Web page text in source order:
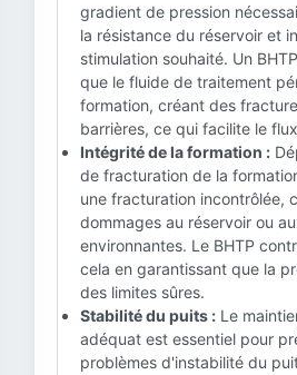
gradient de pression
la résistance du réservoir et
stimulation souhaité. Un
que le fluide de traitement
formation, créant des
barrières, ce qui facilite le
Intégrité de la formation :
de fracturation de la
une fracturation incontrôlée,
dommages au réservoir ou
environnantes. Le BHTP
cela en garantissant que la
des limites sûres.
Stabilité du puits : Le
adéquat est essentiel pour
problèmes d'instabilité du